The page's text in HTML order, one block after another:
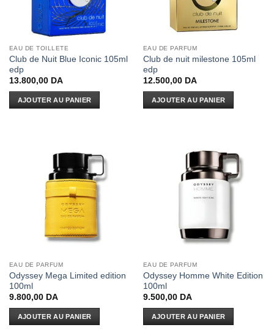
EAU DE TOILLETE
Club de Nuit Blue Iconic 105ml
edp
13.800,00 DA
AJOUTER AU PANIER
EAU DE PARFUM
Club de nuit milestone 105ml
edp
12.500,00 DA
AJOUTER AU PANIER
EAU DE PARFUM
Odyssey Mega Limited edition
100ml
9.800,00 DA
AJOUTER AU PANIER
EAU DE PARFUM
Odyssey Homme White Edition
100ml
9.500,00 DA
AJOUTER AU PANIER